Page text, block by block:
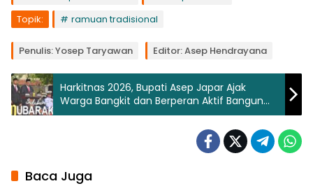
Topik:
ramuan tradisional
Penulis: Yosep Taryawan Editor: Asep Hendrayana
Harkitnas 2026, Bupati Asep Japar Ajak
Warga Bangkit dan Berperan Aktif Bangun
Sukabumi
Baca Juga